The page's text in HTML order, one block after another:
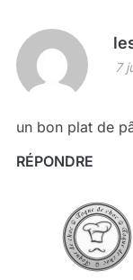
7
un bon plat de
RÉPONDRE